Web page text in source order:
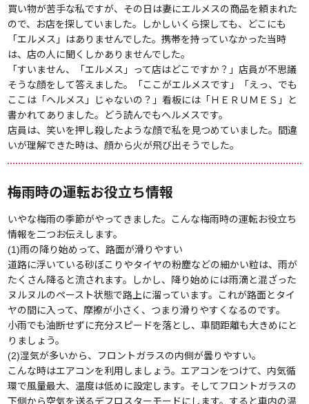
買い物が苦手な私ですが、その日は妻にエルメスの商品を頼まれた
ので、お店を探していました。しかしいくら探しても、どこにも
「エルメス」はありませんでした。携帯を持っていなかった当時
は、店の人に聞くしかありませんでした。
「すいません、「エルメス」って店はどこですか？」店員が不思議
そうな顔をして答えました。「ここがエルメスです」「えっ、でも
ここは「ヘルメス」じゃないの？」看板には「ＨＥＲＵＭＥＳ」と
書かれてありました。どう読んでもヘルメスです。
店員は、笑いを押し殺したような顔で私を見つめていました。間違
いが理解できた時は、顔から火が飛び出そうでした。
梅雨時の運転お役立ち情報
いやな梅雨の季節がやってきました。こんな梅雨時の運転お役立ち
情報を二つお伝えします。
(1)雨の降り始めって、路面が滑りやすい
道路に浮いている砂ぼこりやタイヤの粉塵などの細かい粒は、雨が
たくさん降ると流されます。しかし、降り始めには雨滴と混ざった
ヌルヌルのペースト状態で路上に溜っています。これが路面とタイ
ヤの間に入って、摩擦が小さく、つまり滑りやすくなるのです。
小雨でも油断せずに充分スピードを落とし、車間距離も大きめにと
りましょう。
(2)湿気が多いから、フロントガラスの内側が曇りやすい。
こんな時はエアコンを利用しましょう。エアコンをつけて、内気循
環で風量最大、温度は低めに設定します。そしてフロントガラスの
下側から空気を送るデフロスターモードにします。すると車内の温